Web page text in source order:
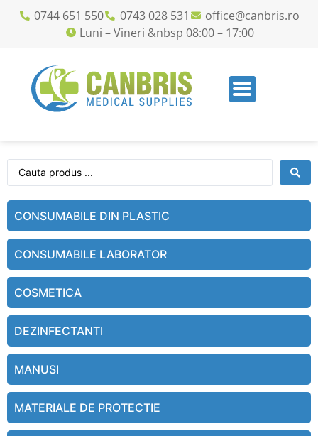
0744 651 550 0743 028 531
office@canbris.ro
Luni – Vineri &nbsp 08:00 – 17:00
CONSUMABILE DIN PLASTIC
CONSUMABILE LABORATOR
COSMETICA
DEZINFECTANTI
MANUSI
MATERIALE DE PROTECTIE